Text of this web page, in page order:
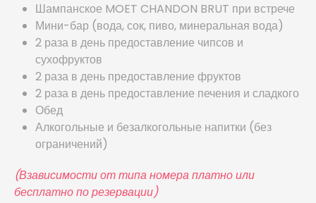
Шампанское MOET CHANDON BRUT при встрече
Мини-бар (вода, сок, пиво, минеральная вода)
2 раза в день предоставление чипсов и
сухофруктов
2 раза в день предоставление фруктов
2 раза в день предоставление печения и сладкого
Обед
Алкогольные и безалкогольные напитки (без
ограничений)
(Взависимости от типа номера платно или
бесплатно по резервации)